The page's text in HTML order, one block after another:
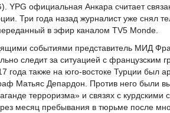
YPG официальная Анкара считает
Три года назад журналист уже снял
в эфир каналом TV5 Monde.
событиями представитель МИД
следит за ситуацией с французским
года также на юго-востоке Турции был
Матьяс Депардон. Против него были
терроризма» и связях с
месяц пребывания в тюрьме после